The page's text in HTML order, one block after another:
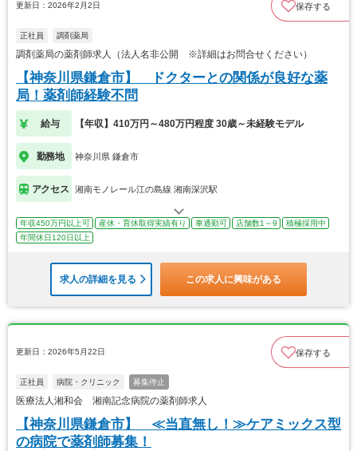
更新日：2026年2月2日 保存する
正社員 調剤薬局
調剤薬局の薬剤師求人（法人名非公開 ※詳細はお問合せください）
【神奈川県鎌倉市】 ドクターとの関係が良好な薬
局！薬剤師経験不問
給与 【年収】410万円～480万円程度 30歳～未経験モデル
勤務地 神奈川県 鎌倉市
アクセス 湘南モノレール江の島線 湘南深沢駅
年収450万円以上可 産休・育休取得実績有り 車通勤可 店舗数1～9
積極採用中
年間休日120日以上
求人の詳細を見る この求人に興味がある
更新日：2026年5月22日 保存する
正社員 病院・クリニック 募集停止
医療法人湘和会 湘南記念病院の薬剤師求人
【神奈川県鎌倉市】 ≪当直無し！≫ケアミックス型
の病院で薬剤師募集！